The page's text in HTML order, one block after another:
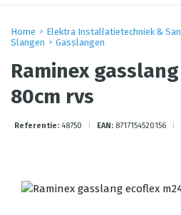
Home Elektra Installatietechniek &
Slangen
Gasslangen
Raminex
80cm rvs
Referentie: 48750 EAN: 8717154520156